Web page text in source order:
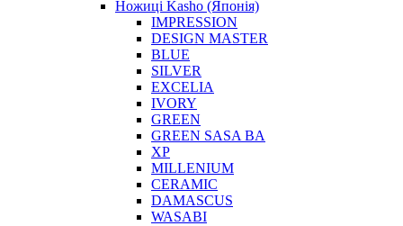
Ножиці Kasho (Японія)
IMPRESSION
DESIGN MASTER
BLUE
SILVER
EXCELIA
IVORY
GREEN
GREEN SASA BA
XP
MILLENIUM
CERAMIC
DAMASCUS
WASABI